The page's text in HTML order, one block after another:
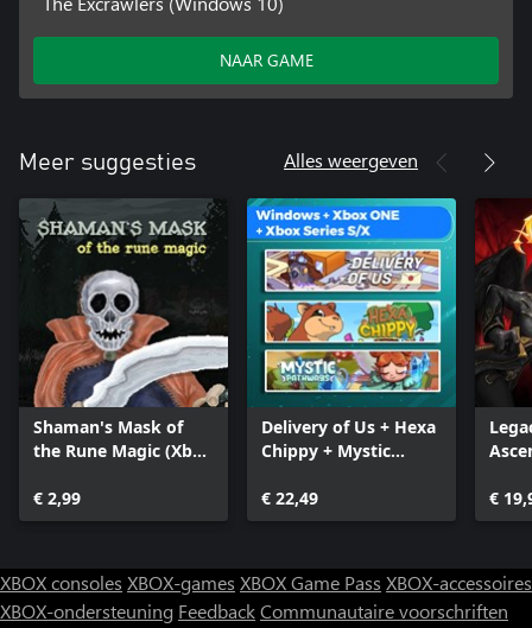
NAAR GAME
Meer suggesties Alles weergeven
Shaman's Mask of
the Rune Magic (Xbox
€ 2,99
Delivery of Us + Hexa
Chippy + Mystic
€ 22,49
€
XBOX consoles XBOX-games XBOX Game Pass XBOX-accessoires
XBOX-ondersteuning FeedbackCommunautaire voorschriften